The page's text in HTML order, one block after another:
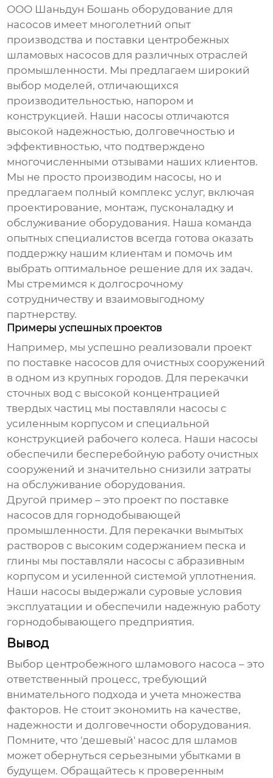
ООО Шаньдун Бошань оборудование для
насосов имеет многолетний опыт
производства и поставки центробежных
шламовых насосов для различных отраслей
промышленности. Мы предлагаем широкий
выбор моделей, отличающихся
производительностью, напором и
конструкцией. Наши насосы отличаются
высокой надежностью, долговечностью и
эффективностью, что подтверждено
многочисленными отзывами наших клиентов.
Мы не просто производим насосы, но и
предлагаем полный комплекс услуг, включая
проектирование, монтаж, пусконаладку и
обслуживание оборудования. Наша команда
опытных специалистов всегда готова оказать
поддержку нашим клиентам и помочь им
выбрать оптимальное решение для их задач.
Мы стремимся к долгосрочному
сотрудничеству и взаимовыгодному
партнерству.
Примеры успешных проектов
Например, мы успешно реализовали проект
по поставке насосов для очистных сооружений
в одном из крупных городов. Для перекачки
сточных вод с высокой концентрацией
твердых частиц мы поставляли насосы с
усиленным корпусом и специальной
конструкцией рабочего колеса. Наши насосы
обеспечили бесперебойную работу очистных
сооружений и значительно снизили затраты
на обслуживание оборудования.
Другой пример – это проект по поставке
насосов для горнодобывающей
промышленности. Для перекачки вымытых
растворов с высоким содержанием песка и
глины мы поставляли насосы с абразивным
корпусом и усиленной системой уплотнения.
Наши насосы выдержали суровые условия
эксплуатации и обеспечили надежную работу
горнодобывающего предприятия.
Вывод
Выбор центробежного шламового насоса – это
ответственный процесс, требующий
внимательного подхода и учета множества
факторов. Не стоит экономить на качестве,
надежности и долговечности оборудования.
Помните, что 'дешевый' насос для шламов
может обернуться серьезными убытками в
будущем. Обращайтесь к проверенным